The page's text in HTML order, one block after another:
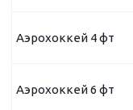
Аэрохоккей 4 фт
Аэрохоккей 6 фт